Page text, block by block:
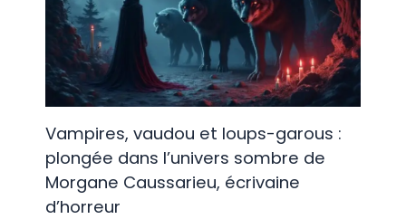
Vampires, vaudou et loups-garous :
plongée dans l’univers sombre de
Morgane Caussarieu, écrivaine
d’horreur